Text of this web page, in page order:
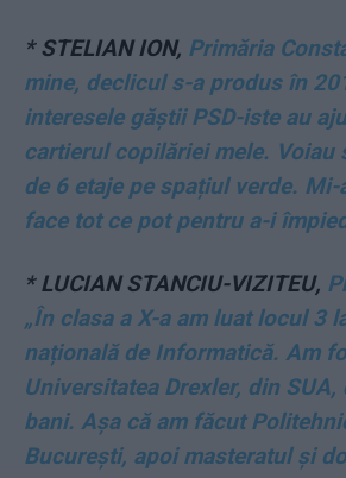
*STELIAN ION, Primăria
mine, declicul s-a produs în
interesele găștii PSD-iste au
cartierul copilăriei mele. Voiau
de 6 etaje pe spațiul verde.
face tot ce pot pentru a-i
*LUCIAN STANCIU-VIZITEU,
„În clasa a X-a am luat locul 3
națională de Informatică. Am
Universitatea Drexler, din
bani. Așa că am făcut
București, apoi masteratul și